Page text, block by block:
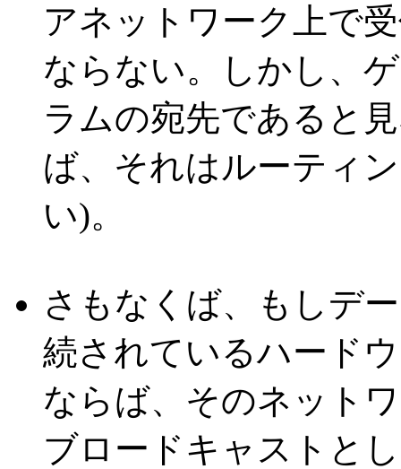
アネットワーク上で
ならない。しかし、
ラムの宛先であると
ば、それはルーティ
い)。
さもなくば、もしデ
続されているハード
ならば、そのネット
ブロードキャストと